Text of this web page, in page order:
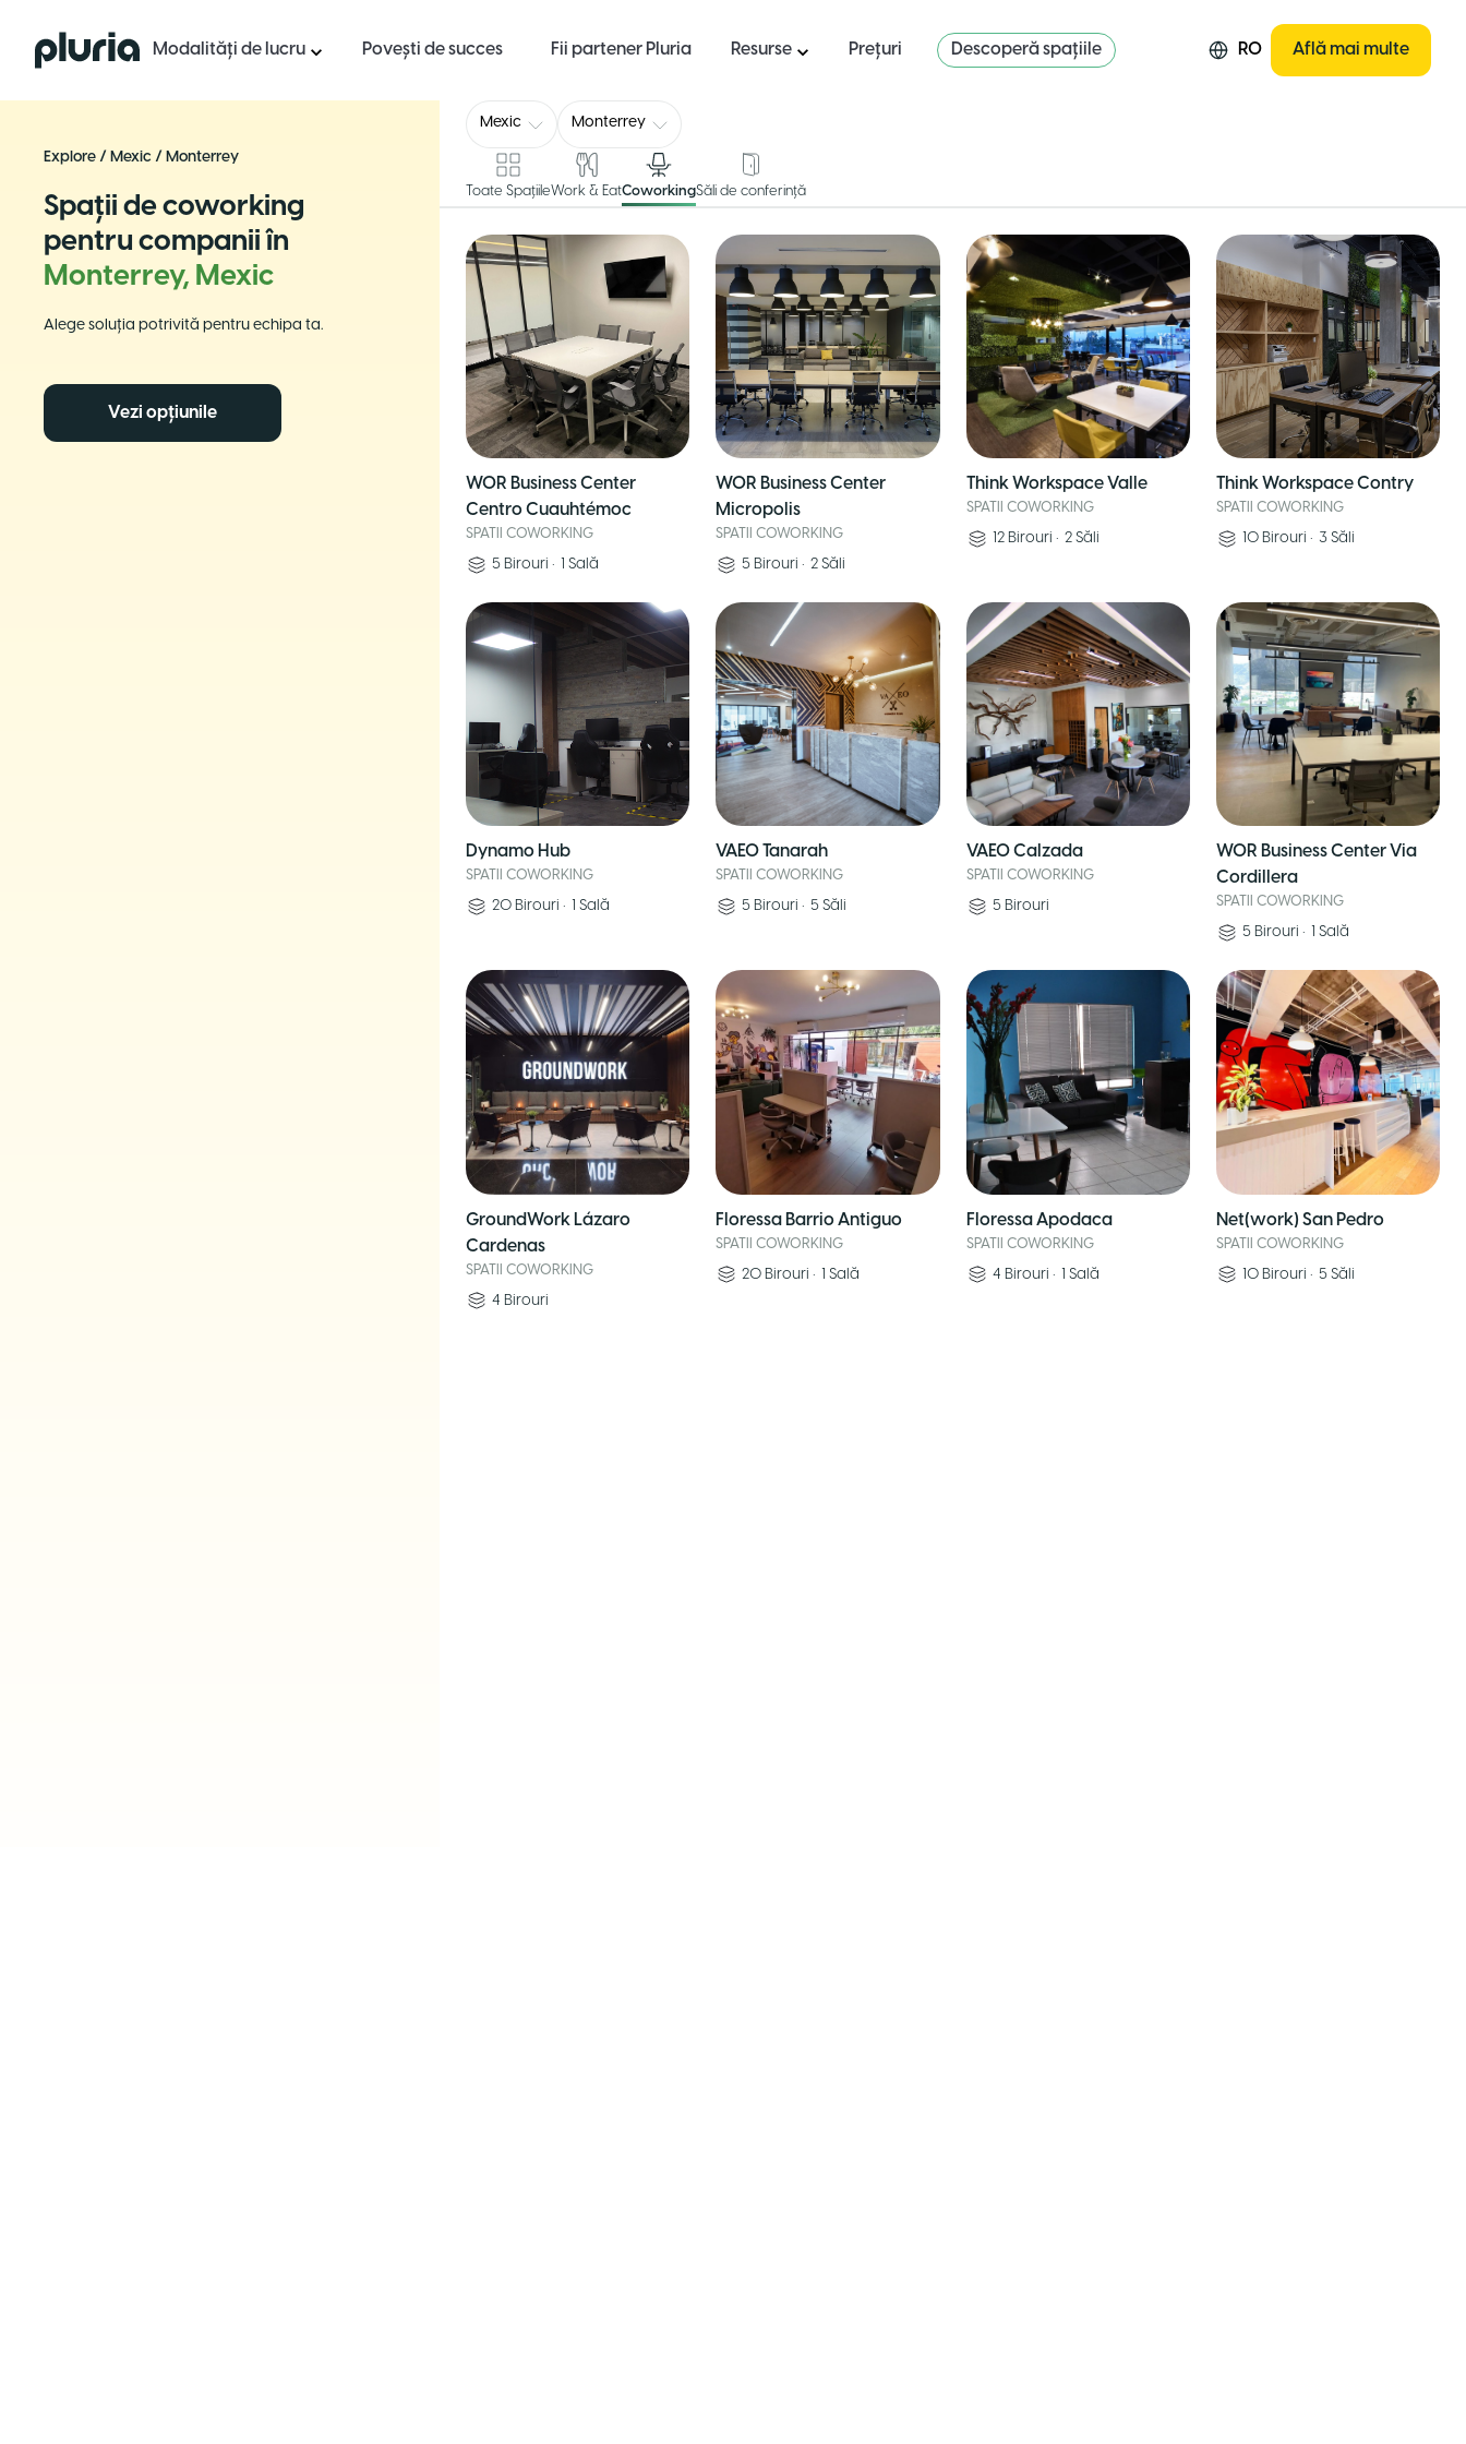
Logo Pluria Modalități de lucru Povești de succes Fii partener Pluria Resurse Prețuri Descoperă spațiile RO Află mai multe
Explore / Mexic / Monterrey
Spații de coworking
pentru companii în
Monterrey, Mexic
Alege soluția potrivită pentru echipa ta.
Vezi opțiunile
Mexic Monterrey
Toate SpațiileWork & EatCoworkingSăli de conferință
WOR Business Center
Centro Cuauhtémoc
SPATII COWORKING
5 Birouri • 1 Sală
WOR Business Center
Micropolis
SPATII COWORKING
5 Birouri •2 Săli
Think Workspace Valle
SPATII COWORKING
12 Birouri • 2 Săli
Think Workspace Contry
SPATII COWORKING
10 Birouri • 3 Săli
Dynamo Hub
SPATII COWORKING
20 Birouri • 1 Sală
VAEO Tanarah
SPATII COWORKING
5 Birouri •5 Săli
VAEO Calzada
SPATII COWORKING
5 Birouri
WOR Business Center Via
Cordillera
SPATII COWORKING
5 Birouri • 1 Sală
GroundWork Lázaro
Cardenas
SPATII COWORKING
4 Birouri
Floressa Barrio Antiguo
SPATII COWORKING
20 Birouri •1 Sală
Floressa Apodaca
SPATII COWORKING
4 Birouri • 1 Sală
Net(work) San Pedro
SPATII COWORKING
10 Birouri • 5 Săli